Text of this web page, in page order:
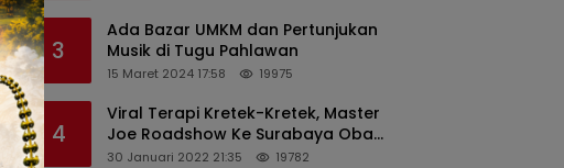
3
Ada Bazar UMKM dan Pertunjukan
Musik di Tugu Pahlawan
15 Maret 2024 17:58 19975
4
Viral Terapi Kretek-Kretek, Master
Joe Roadshow Ke Surabaya Obati
Pasien Sekaligus Edukasi
30 Januari 2022 21:35 19782